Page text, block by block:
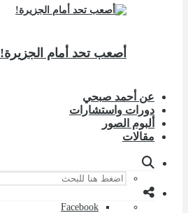
أصعب تحد أمام الجزيرة!
عن أحمد صبحي
دورات واستشارات
ألبوم الصور
مقالات
Facebook